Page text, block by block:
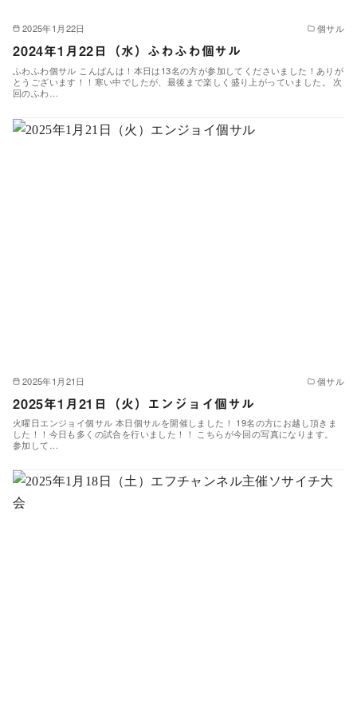
2025年1月22日
個サル
2024年1月22日（水）ふわふわ個サル
ふわふわ個サル こんばんは！本日は13名の方が参加してくださいました！ありが
とうございます！！寒い中でしたが、最後まで楽しく盛り上がっていました。 次
回のふわ…
2025年1月21日
個サル
2025年1月21日（火）エンジョイ個サル
火曜日エンジョイ個サル 本日個サルを開催しました！ 19名の方にお越し頂きま
した！！今日も多くの試合を行いました！！ こちらが今回の写真になります。
参加して…